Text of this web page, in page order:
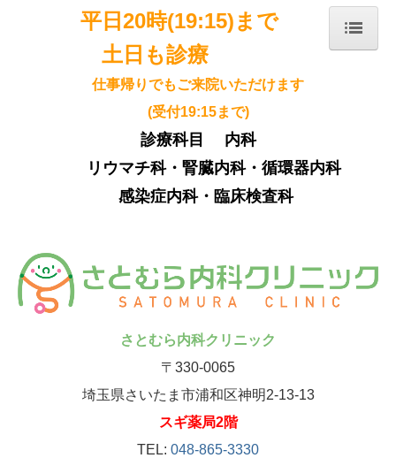
施設・設備のご案内
採用情報
平日20時(19:15)まで
土日も診療
仕事帰りでもご来院いただけます
(受付19:15まで)
診療科目 内科
リウマチ科・腎臓内科・循環器内科
感染症内科・臨床検査科
さとむら内科クリニック
〒330-0065
埼玉県さいたま市浦和区神明2-13-13
スギ薬局2階
TEL: 048-865-3330